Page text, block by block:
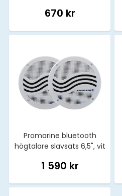
670 kr
Promarine bluetooth
högtalare slavsats 6,5", vit
1 590 kr